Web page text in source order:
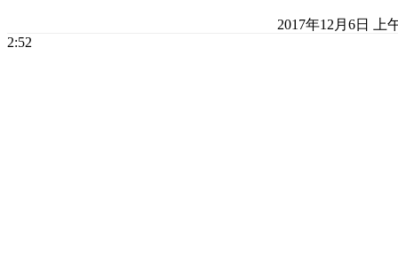
2017年12月6日 上
2:52